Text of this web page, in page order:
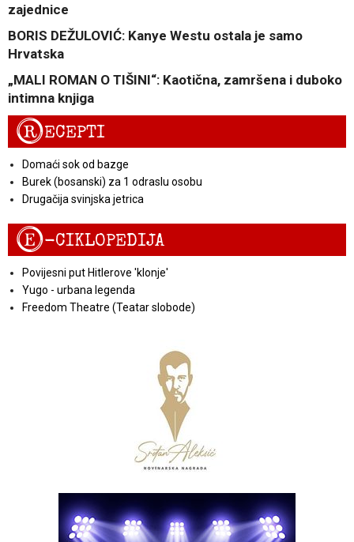
zajednice
BORIS DEŽULOVIĆ: Kanye Westu ostala je samo
Hrvatska
„MALI ROMAN O TIŠINI“: Kaotična, zamršena i duboko
intimna knjiga
RECEPTI
Domaći sok od bazge
Burek (bosanski) za 1 odraslu osobu
Drugačija svinjska jetrica
E-CIKLOPEDIJA
Povijesni put Hitlerove 'klonje'
Yugo - urbana legenda
Freedom Theatre (Teatar slobode)